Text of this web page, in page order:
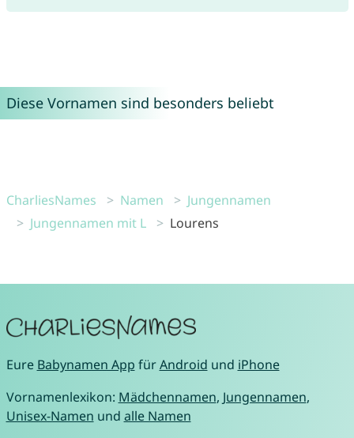
Diese Vornamen sind besonders beliebt
CharliesNames Namen
Jungennamen
Jungennamen mit L
Lourens
Eure Babynamen App fürAndroid und iPhone
Vornamenlexikon: Mädchennamen, Jungennamen,
Unisex-Namen und alle Namen